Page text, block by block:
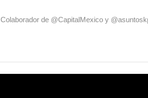
de @CapitalMexico y